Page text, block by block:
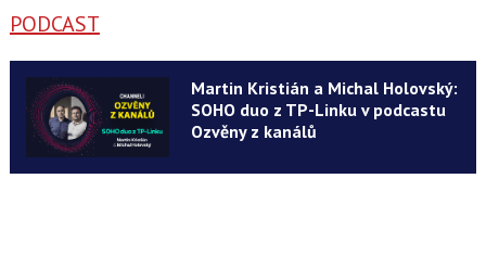
PODCAST
Martin Kristián a Michal Holovský:
SOHO duo z TP-Linku v podcastu
Ozvěny z kanálů